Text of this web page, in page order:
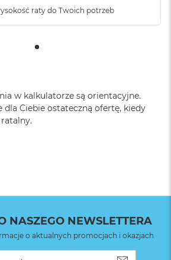
robisz coś innego. Możesz zobaczyć,
KONSTRUKCJA– iPhone 15 ma
: TAK
Face ID
iOS
raty do Twoich potrzeb
w kalkulatorze są orientacyjne.
dla Ciebie ostateczną ofertę, kiedy
ratalny.
NASZEGO NEWSLETTERA
o aktualnych promocjach i okazjach